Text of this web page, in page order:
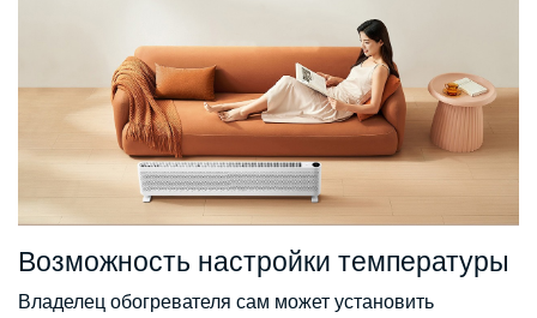
Возможность настройки температуры
Владелец обогревателя сам может установить